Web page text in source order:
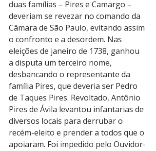
duas famílias – Pires e Camargo –
deveriam se revezar no comando da
Câmara de São Paulo, evitando assim
o confronto e a desordem. Nas
eleições de janeiro de 1738, ganhou
a disputa um terceiro nome,
desbancando o representante da
família Pires, que deveria ser Pedro
de Taques Pires. Revoltado, Antônio
Pires de Ávila levantou infantarias de
diversos locais para derrubar o
recém-eleito e prender a todos que o
apoiaram. Foi impedido pelo Ouvidor-